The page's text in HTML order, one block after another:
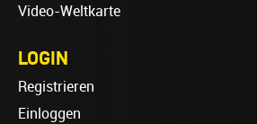
Video-Weltkarte
LOGIN
Registrieren
Einloggen